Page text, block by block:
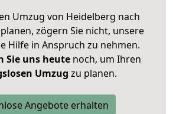
Umzug von Heidelberg nach
zögern Sie nicht, unsere
Hilfe in Anspruch zu nehmen.
Sie uns heutenoch, um Ihren
Umzug zu planen.
Angebote erhalten